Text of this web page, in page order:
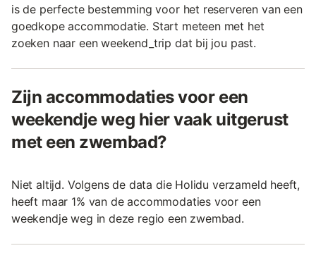
is de perfecte bestemming voor het reserveren van een
goedkope accommodatie. Start meteen met het
zoeken naar een weekend_trip dat bij jou past.
Zijn accommodaties voor een
weekendje weg hier vaak uitgerust
met een zwembad?
Niet altijd. Volgens de data die Holidu verzameld heeft,
heeft maar 1% van de accommodaties voor een
weekendje weg in deze regio een zwembad.